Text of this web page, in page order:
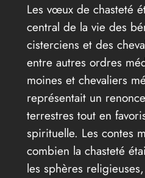
Les vœux de chasteté
central de la vie des
cisterciens et des
entre autres ordres
moines et chevaliers
représentait un
terrestres tout en
spirituelle. Les contes
combien la chasteté
les sphères